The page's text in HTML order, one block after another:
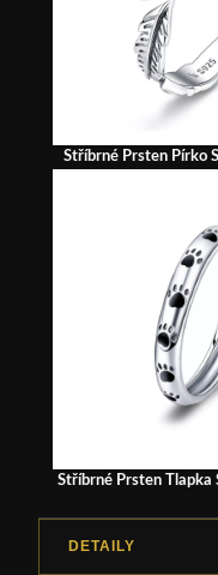
Stříbrné Prsten Pírko
Stříbrné Prsten Tlapka
DETAILY